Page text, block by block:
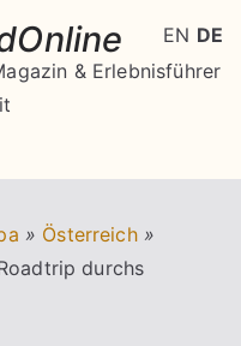
& Erlebnisführer
» Österreich »
durchs
EN DE